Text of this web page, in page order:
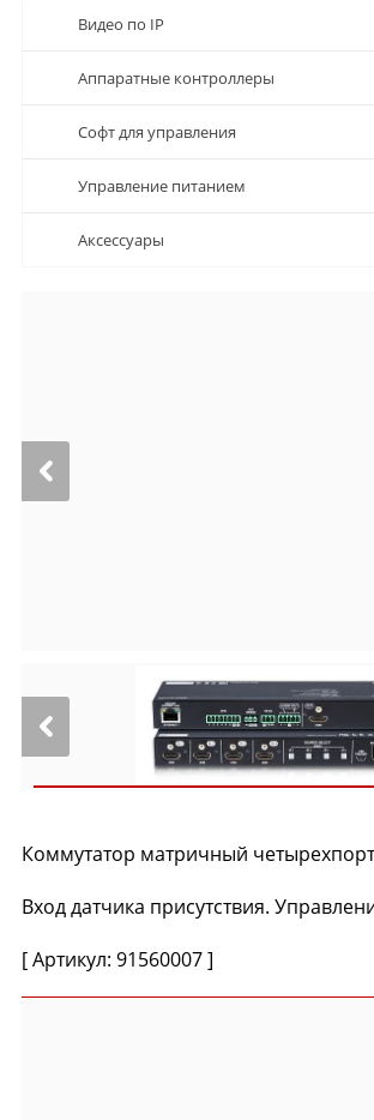
Видео по IP
Аппаратные контроллеры
Софт для управления
Управление питанием
Аксессуары
Коммутатор матричный
Вход датчика присутствия.
[ Артикул: 91560007 ]